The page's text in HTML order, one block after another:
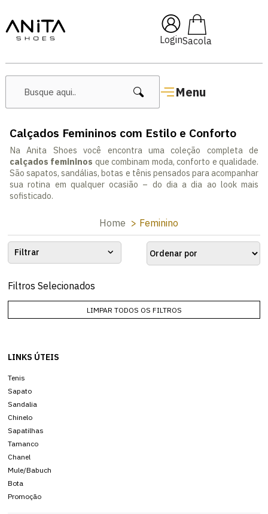
Login
Menu
Pai10
Calçados Femininos com Estilo e Conforto
Na Anita Shoes você encontra uma coleção completa de
calçados femininos que combinam moda, conforto e qualidade.
São sapatos, sandálias, botas e tênis pensados para acompanhar
sua rotina em qualquer ocasião – do dia a dia ao look mais
sofisticado.
Home Feminino
Filtrar
Filtros Selecionados
LIMPAR TODOS OS FILTROS
LINKS ÚTEIS
Tenis
Sapato
Sandalia
Chinelo
Sapatilhas
Tamanco
Chanel
Mule/Babuch
Bota
Promoção